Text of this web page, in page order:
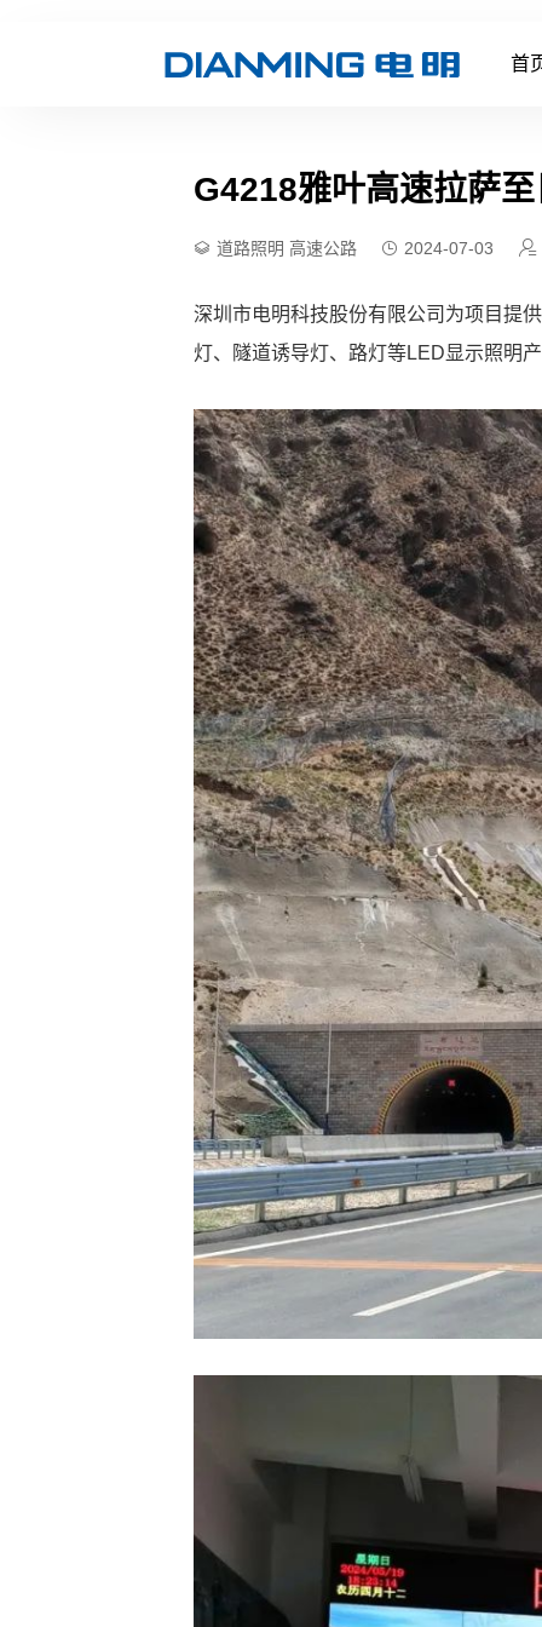
首
G4218雅叶高速拉萨
道路照明 高速公路 2024-07-03
深圳市电明科技股份有限公司为项目提
灯、隧道诱导灯、路灯等LED显示照明